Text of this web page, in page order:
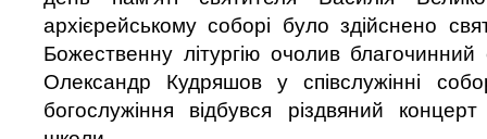
архієрейському соборі було здійснено
Божественну літургію очолив благочинний
Олександр Кудряшов у співслужінні
богослужіння відбувся різдвяний концерт